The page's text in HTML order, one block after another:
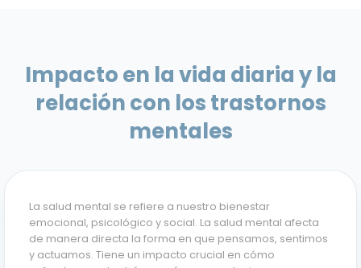
Impacto en la vida diaria y la
relación con los trastornos
mentales
La salud mental se refiere a nuestro bienestar
emocional, psicológico y social. La salud mental afecta
de manera directa la forma en que pensamos, sentimos
y actuamos. Tiene un impacto crucial en cómo